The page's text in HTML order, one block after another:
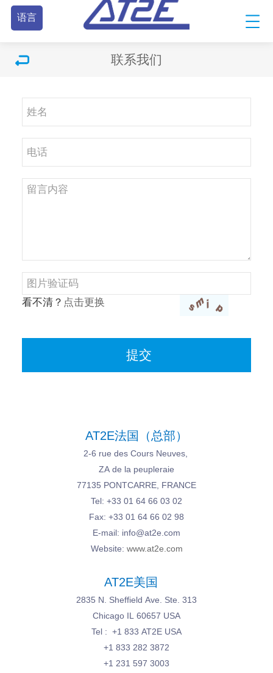
语言
联系我们
看不清？ 点击更换
AT2E法国（总部）
2-6 rue des Cours Neuves,
ZA de la peupleraie
77135 PONTCARRE, FRANCE
Tel: +33 01 64 66 03 02
Fax: +33 01 64 66 02 98
E-mail: info@at2e.com
Website: www.at2e.com
AT2E美国
2835 N. Sheffield Ave. Ste. 313
Chicago IL 60657 USA
Tel : +1 833 AT2E USA
+1 833 282 3872
+1 231 597 3003